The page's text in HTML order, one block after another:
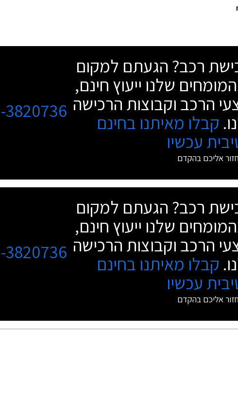
רכב? הגעתם למקום
שלנו ייעוץ חינם,
הרכב וקבוצות הרכישה
קבלו מאיתנו בחינם
עכשיו
אליכם בהקדם
3820736
רכב? הגעתם למקום
שלנו ייעוץ חינם,
הרכב וקבוצות הרכישה
קבלו מאיתנו בחינם
עכשיו
אליכם בהקדם
3820736